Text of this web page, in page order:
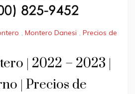
, Montero Danesi , Precios de
| 2022 – 2023 |
| Precios de